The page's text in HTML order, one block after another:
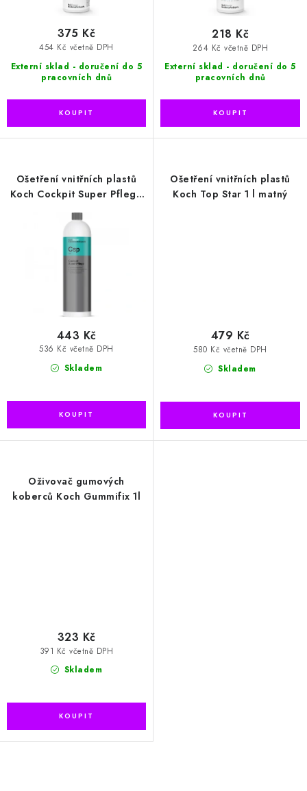
Externí sklad - doručení do 5
pracovních dnů
454 Kč včetně DPH
375 Kč
Externí sklad - doručení do 5
pracovních dnů
264 Kč včetně DPH
218 Kč
Ošetření vnitřních plastů
Koch Cockpit Super Pflege
1l lesklý
Skladem
536 Kč včetně DPH
443 Kč
Ošetření vnitřních plastů
Koch Top Star 1 l matný
Skladem
580 Kč včetně DPH
479 Kč
Oživovač gumových
koberců Koch Gummifix 1l
Skladem
391 Kč včetně DPH
323 Kč